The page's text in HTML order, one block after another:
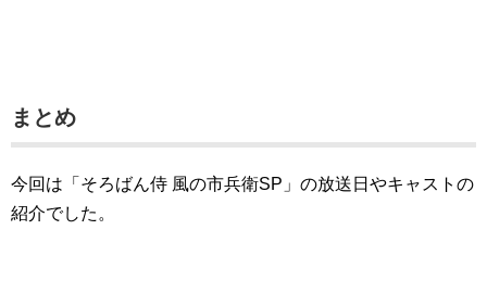
まとめ
今回は「そろばん侍 風の市兵衛SP」の放送日やキャストの
紹介でした。